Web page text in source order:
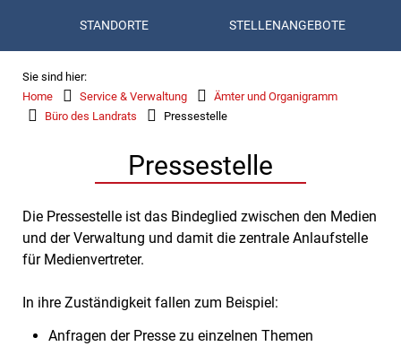
STANDORTE STELLENANGEBOTE
Sie sind hier:
Home
Service & Verwaltung
Ämter und Organigramm
Büro des Landrats
Pressestelle
Pressestelle
Die Pressestelle ist das Bindeglied zwischen den Medien
und der Verwaltung und damit die zentrale Anlaufstelle
für Medienvertreter.
In ihre Zuständigkeit fallen zum Beispiel:
Anfragen der Presse zu einzelnen Themen